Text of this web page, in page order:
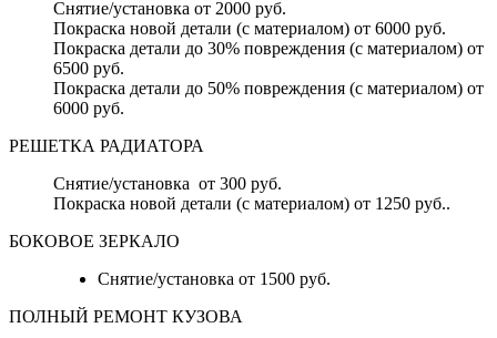
Снятие/установка от 2000 руб.
Покраска новой детали (с материалом) от 6000 руб.
Покраска детали до 30% повреждения (с материалом) от
6500 руб.
Покраска детали до 50% повреждения (с материалом) от
6000 руб.
РЕШЕТКА РАДИАТОРА
Снятие/установка от 300 руб.
Покраска новой детали (с материалом) от 1250 руб..
БОКОВОЕ ЗЕРКАЛО
Снятие/установка от 1500 руб.
ПОЛНЫЙ РЕМОНТ КУЗОВА